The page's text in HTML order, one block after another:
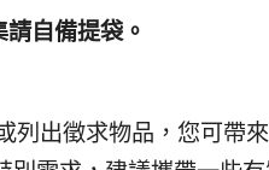
自備提袋。
列出徵求物品，您可帶